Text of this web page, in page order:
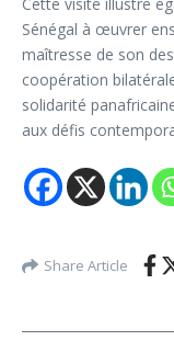
Cette visite illustre
Sénégal à œuvrer
maîtresse de son
coopération
solidarité
aux défis
Share Article